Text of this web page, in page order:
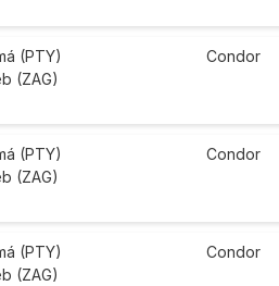
(PTY)
(ZAG)
Condor
(PTY)
(ZAG)
Condor
(PTY)
(ZAG)
Condor